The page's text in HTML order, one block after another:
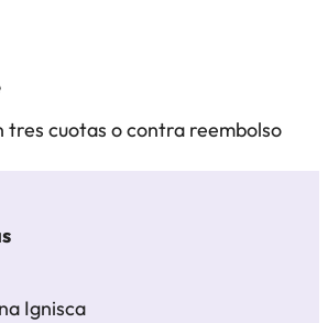
tres cuotas o contra reembolso
Ignisca